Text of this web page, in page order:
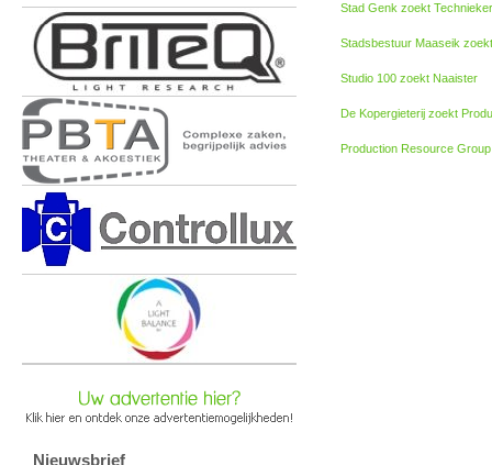
Nieuwsbrief
Stad Genk zoekt Technieker
Stadsbestuur Maaseik
Studio 100 zoekt Naaister
De Kopergieterij zoekt
Production Resource